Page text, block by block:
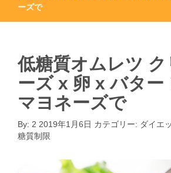
ーズで
低糖質オムレツ ク
ーズ x 卵 x バター
マヨネーズで
By: 2 2019年1月6日 カテゴリー: ダイエ
糖質制限